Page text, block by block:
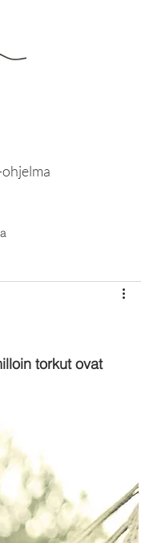
torkut ovat